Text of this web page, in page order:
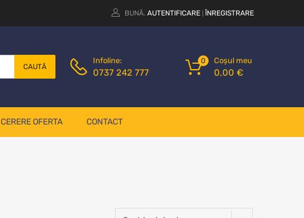
BUNĂ. AUTENTIFICARE ÎNREGISTRARE
CAUTĂ
Infoline:
0737 242 777
Coșul meu
0,00 €
0
CERERE OFERTA CONTACT